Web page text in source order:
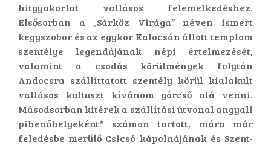
hitgyakorlat vallásos felemelkedéshez.
Elsősorban a „Sárköz Virága” néven ismert
kegyszobor és az egykor Kalocsán állott templom
szentélye legendájának népi értelmezését,
valamint a csodás körülmények folytán
Andocsra szállíttatott szentély körül kialakult
vallásos kultuszt kívánom górcső alá venni.
Másodsorban kitérek a szállítási útvonal angyali
pihenőhelyeként* számon tartott, mára már
feledésbe merülő Csicsó kápolnájának és Szent-